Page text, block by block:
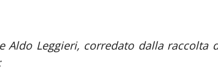
Leggieri, corredato dalla raccolta